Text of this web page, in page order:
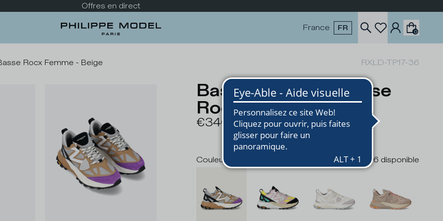
Découvrez la nouvelle collection
France FR 0
Rocx Femme - Beige RXLD-TP17-36
Basket trekking basse
Rocx femme - beige
€340
Couleurs 6 disponible